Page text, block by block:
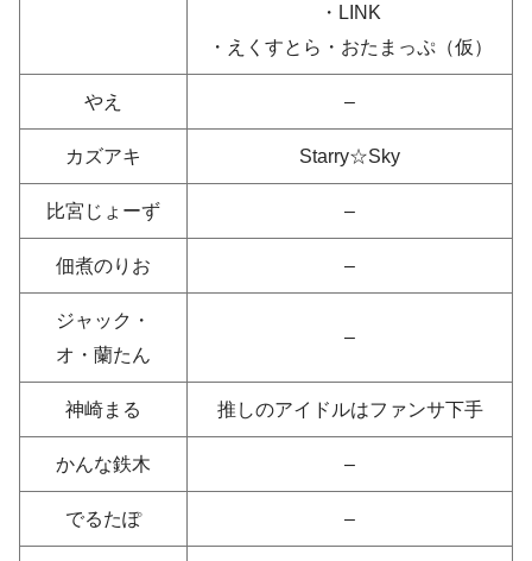
・LINK
・えくすとら・おたまっぷ（仮）
やえ –
カズアキ Starry☆Sky
比宮じょーず –
佃煮のりお –
ジャック・
オ・蘭たん
–
神崎まる 推しのアイドルはファンサ下手
かんな鉄木 –
でるたぽ –